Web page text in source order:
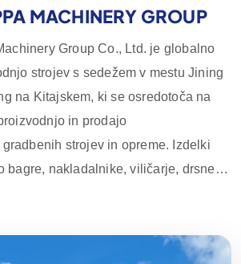
MACHINERY GROUP
Group Co., Ltd. je globalno
strojev s sedežem v mestu Jining
na Kitajskem, ki se osredotoča na
in prodajo
strojev in opreme. Izdelki
bagre, nakladalnike, viličarje, drsne
dodatno opremo, ki se pogosto
gradbeništvu, rudarstvu in drugih
zmogljivosti na področju